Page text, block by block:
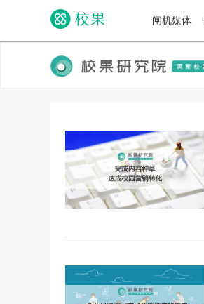
闸机媒体